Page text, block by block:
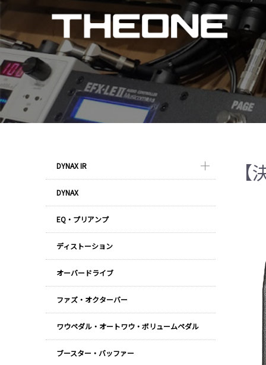
DYNAX IR
DYNAX
EQ・プリアンプ
ディストーション
オーバードライブ
ファズ・オクターバー
ワウペダル・オートワウ・ボリュームペダル
ブースター・バッファー